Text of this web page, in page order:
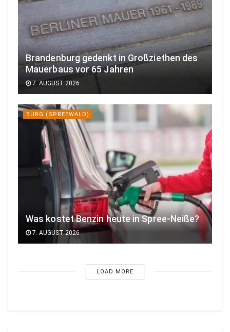
Brandenburg gedenkt in Großziethen des
Mauerbaus vor 65 Jahren
7. AUGUST 2026
BURG (SPREEWALD)
Was kostet Benzin heute in Spree-Neiße?
7. AUGUST 2026
LOAD MORE